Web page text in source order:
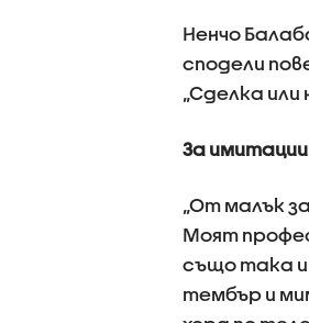
Ненчо
сподели
„Сделка или
За
„От малък
Моят
също така и
тембър и